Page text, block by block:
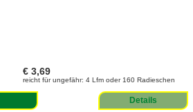
€ 3,69
reicht für ungefähr: 4 Lfm oder 160 Radieschen
Details